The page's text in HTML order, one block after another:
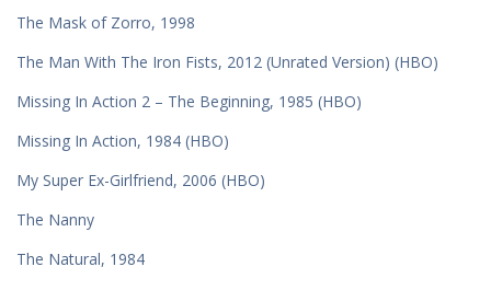
The Mask of Zorro, 1998
The Man With The Iron Fists, 2012 (Unrated Version) (HBO)
Missing In Action 2 – The Beginning, 1985 (HBO)
Missing In Action, 1984 (HBO)
My Super Ex-Girlfriend, 2006 (HBO)
The Nanny
The Natural, 1984